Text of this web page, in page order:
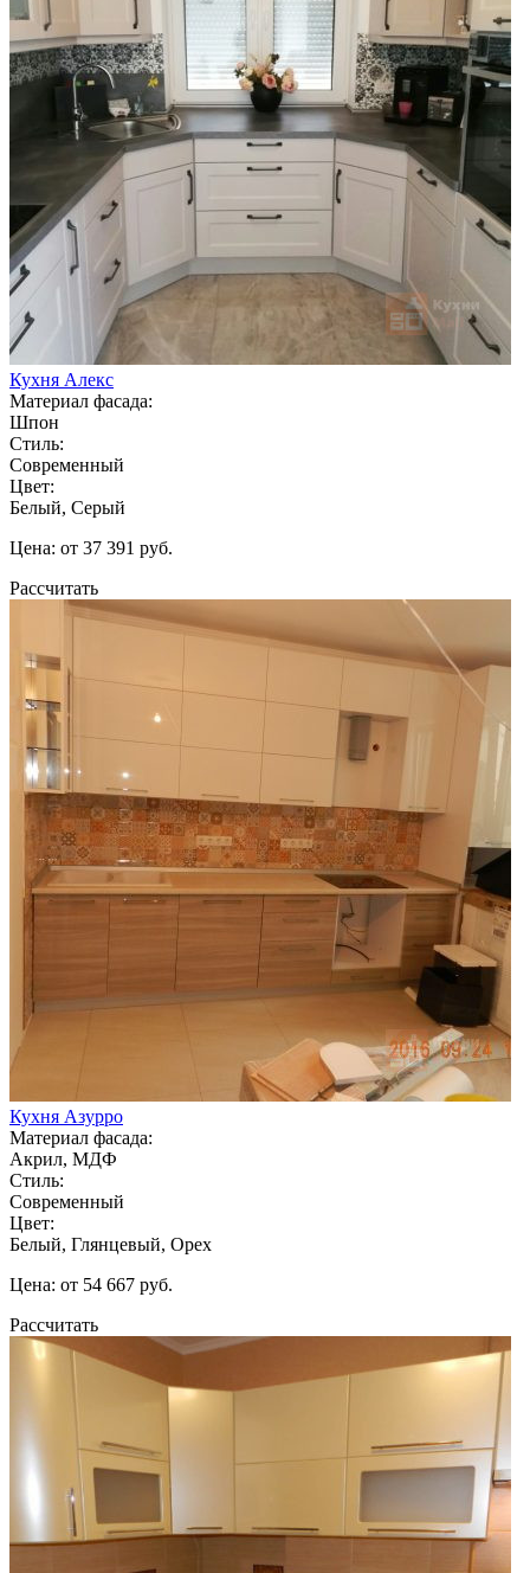
Кухня Алекс
Материал фасада:
Шпон
Стиль:
Современный
Цвет:
Белый, Серый
Цена: от 37 391 руб.
Рассчитать
Кухня Азурро
Материал фасада:
Акрил, МДФ
Стиль:
Современный
Цвет:
Белый, Глянцевый, Орех
Цена: от 54 667 руб.
Рассчитать